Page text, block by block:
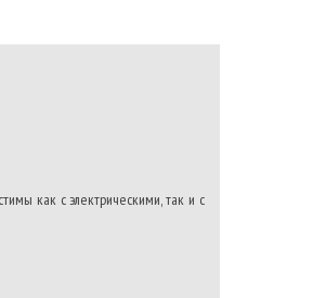
как с электрическими, так и с